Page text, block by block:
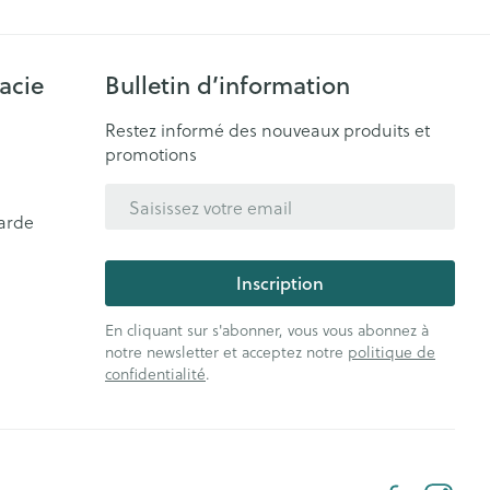
Bulletin d’information
Restez informé des nouveaux produits et
promotions
Inscription
En cliquant sur s'abonner, vous vous abonnez à
notre newsletter et acceptez notre politique de
confidentialité.